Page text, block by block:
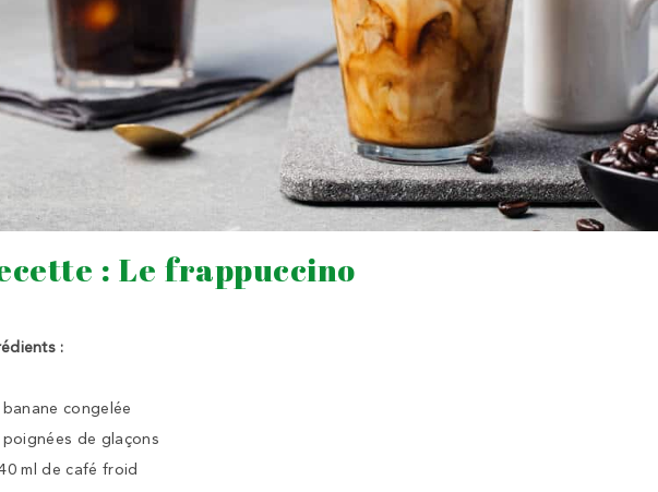
: Le frappuccino
:
banane congelée
poignées de glaçons
ml de café froid